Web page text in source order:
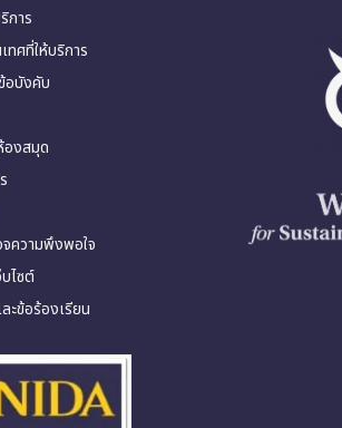
การ
ทศที่ให้บริการ
อบังคับ
องสมุด
จความพึงพอใจ
ไซต์
ะข้อร้องเรียน